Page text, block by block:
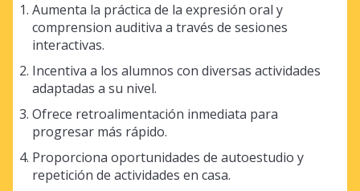
Aumenta la práctica de la expresión oral y
comprension auditiva a través de sesiones
interactivas.
Incentiva a los alumnos con diversas actividades
adaptadas a su nivel.
Ofrece retroalimentación inmediata para
progresar más rápido.
Proporciona oportunidades de autoestudio y
repetición de actividades en casa.